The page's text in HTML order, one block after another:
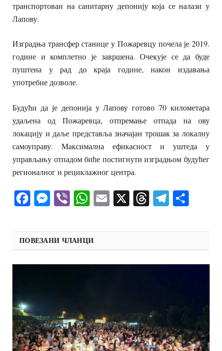
транспортован на санитарну депонију која се налази у
Лапову.
Изградња трансфер станице у Пожаревцу почела је 2019.
године и комплетно је завршена. Очекује се да буде
пуштена у рад до краја године, након издавања
употребне дозволе.
Будући да је депонија у Лапову готово 70 километара
удаљена од Пожаревца, отпремање отпада на ову
локацију и даље представља значајан трошак за локалну
самоуправу. Максимална ефикасност и уштеда у
управљању отпадом биће постигнути изградњом будућег
регионалног и рециклажног центра.
Facebook
Messenger
ViberWhatsApp
Email
X Threads
ПОВЕЗАНИ ЧЛАНЦИ